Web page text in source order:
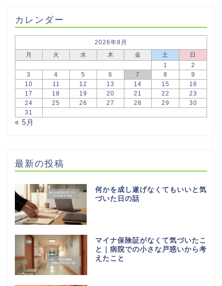
カレンダー
2026年8月
月
火 水 木 金 土
日
1
2
3
4 5 6 7 8
9
10
11 12 13 14 15
16
17
18 19 20 21 22
23
24
25 26 27 28 29
30
31
« 5月
最新の投稿
何かを成し遂げなくてもいいと気
づいた日の話
マイナ保険証がなくて気づいたこ
と｜病院での小さな戸惑いから考
えたこと